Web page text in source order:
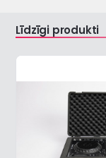
Līdzīgi produkti